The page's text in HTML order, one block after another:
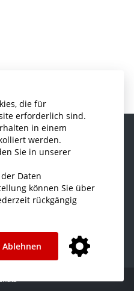
die für
erforderlich sind.
in einem
werden.
Sie in unserer
Daten
können Sie über
rückgängig
Ablehnen